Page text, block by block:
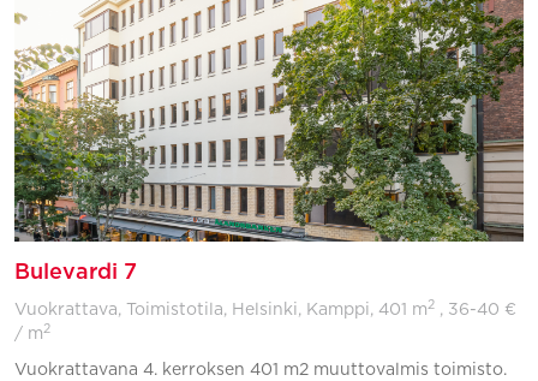
Bulevardi 7
Vuokrattava, Toimistotila, Helsinki, Kamppi, 401 m 2 , 36-40 €
/ m 2
Vuokrattavana 4. kerroksen 401 m2 muuttovalmis toimisto.